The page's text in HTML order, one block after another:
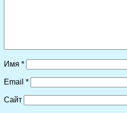
Имя *
Email *
Сайт